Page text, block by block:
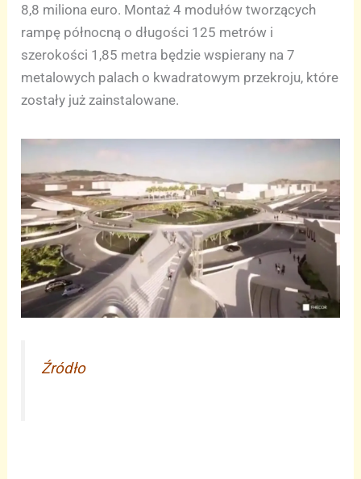
8,8 miliona euro. Montaż 4 modułów tworzących
rampę północną o długości 125 metrów i
szerokości 1,85 metra będzie wspierany na 7
metalowych palach o kwadratowym przekroju, które
zostały już zainstalowane.
Źródło